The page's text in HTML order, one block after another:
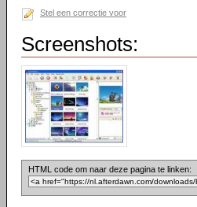
Stel een correctie voor
Screenshots:
HTML code om naar deze pagina te linken: